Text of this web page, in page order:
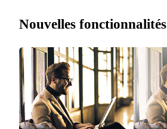
Nouvelles fonctionnalités